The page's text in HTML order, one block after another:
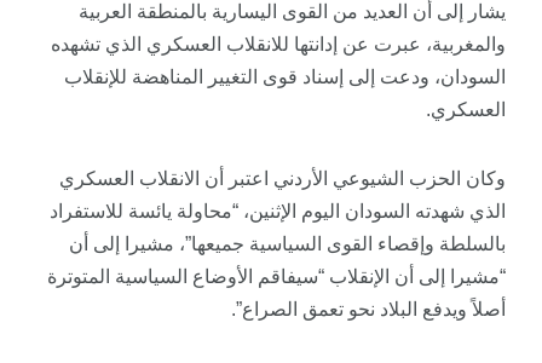
يشار إلى أن العديد من القوى اليسارية بالمنطقة العربية
والمغربية، عبرت عن إدانتها للانقلاب العسكري الذي تشهده
السودان، ودعت إلى إسناد قوى التغيير المناهضة للإنقلاب
العسكري.
وكان الحزب الشيوعي الأردني اعتبر أن الانقلاب العسكري
الذي شهدته السودان اليوم الإثنين، “محاولة يائسة للاستفراد
بالسلطة وإقصاء القوى السياسية جميعها”، مشيرا إلى أن
“مشيرا إلى أن الإنقلاب “سيفاقم الأوضاع السياسية المتوترة
أصلاً ويدفع البلاد نحو تعمق الصراع”.